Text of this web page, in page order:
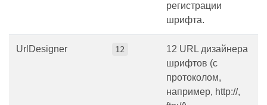
регистрации
шрифта.
UrlDesigner 12
12 URL дизайнера
шрифтов (с
протоколом,
например, http://,